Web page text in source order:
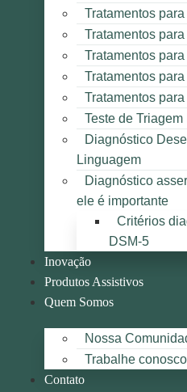
Tratamentos
Tratamentos
Tratamentos
Tratamentos para
Tratamentos
Teste de Triagem
Diagnóstico
Linguagem
Diagnóstico
ele é importante
Critérios
DSM-5
Inovação
Produtos Assistivos
Quem Somos
Nossa
Trabalhe conosco
Contato